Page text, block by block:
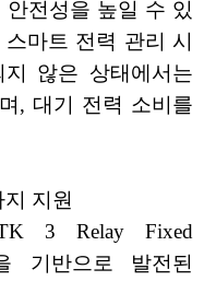
전성을 높일 수 있
마트 전력 관리 시
않은 상태에서는
, 대기 전력 소비를
지원
3 Relay Fixed
기반으로 발전된